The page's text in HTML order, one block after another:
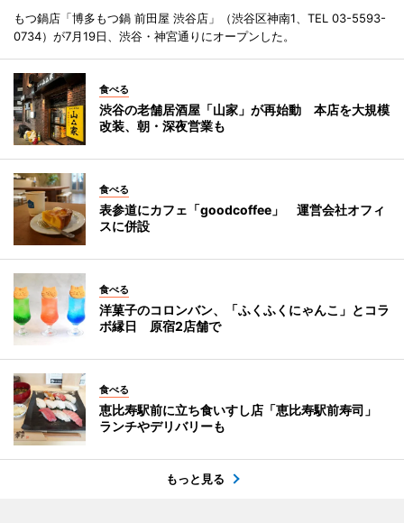
もつ鍋店「博多もつ鍋 前田屋 渋谷店」（渋谷区神南1、TEL 03-5593-
0734）が7月19日、渋谷・神宮通りにオープンした。
食べる
渋谷の老舗居酒屋「山家」が再始動 本店を大規模
改装、朝・深夜営業も
食べる
表参道にカフェ「goodcoffee」 運営会社オフィ
スに併設
食べる
洋菓子のコロンバン、「ふくふくにゃんこ」とコラ
ボ縁日 原宿2店舗で
食べる
恵比寿駅前に立ち食いすし店「恵比寿駅前寿司」
ランチやデリバリーも
もっと見る